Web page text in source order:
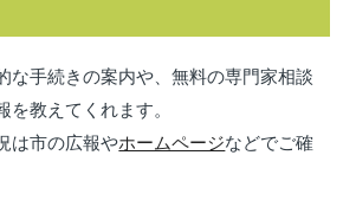
な手続きの案内や、無料の専門家相談
教えてくれます。
は市の広報やホームページなどでご確